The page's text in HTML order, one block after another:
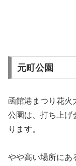
元町公園
函館港まつり花火
公園は、打ち上げ
ります。
やや高い場所にあ